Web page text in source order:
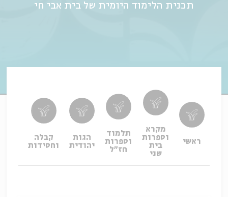
תכנית הלימוד היומית של בית אבי חי
ראשי
מקרא
וספרות
בית
שני
תלמוד
וספרות
חז"ל
הגות
יהודית
קבלה
וחסידות